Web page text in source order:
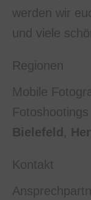
werden wir
und viele
Regionen
Mobile
Bielefeld,
Kontakt